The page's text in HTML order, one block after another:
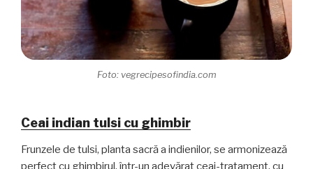
Foto: vegrecipesofindia.com
Ceai indian tulsi cu ghimbir
Frunzele de tulsi, planta sacră a indienilor, se armonizează
perfect cu ghimbirul, într-un adevărat ceai-tratament, cu